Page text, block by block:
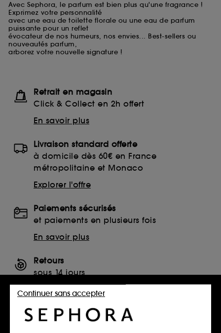
Avec Sephora, le parfum est bien plus qu'une fragrance !
Exprimez votre personnalité
avec une eau de toilette florale ou une eau de parfum
puissante pour un reflet
évocateur de nos humeurs, nos envies... Best-sellers ou
nouveautés parfum,
arborez votre nouvelle signature !
Retrait en magasin
Click & Collect en 2h offert
En savoir plus
Livraison standard offerte
à domicile dès 60€ en France
métropolitaine et Monaco
Explorer l'offre
Paiements sécurisés
et paiements en plusieurs fois
En savoir plus
Retours
sous 14 jours
Retourner mon article
SERVICES, CONTACT ET CONDITIONS DES OFFRES
Continuer sans accepter